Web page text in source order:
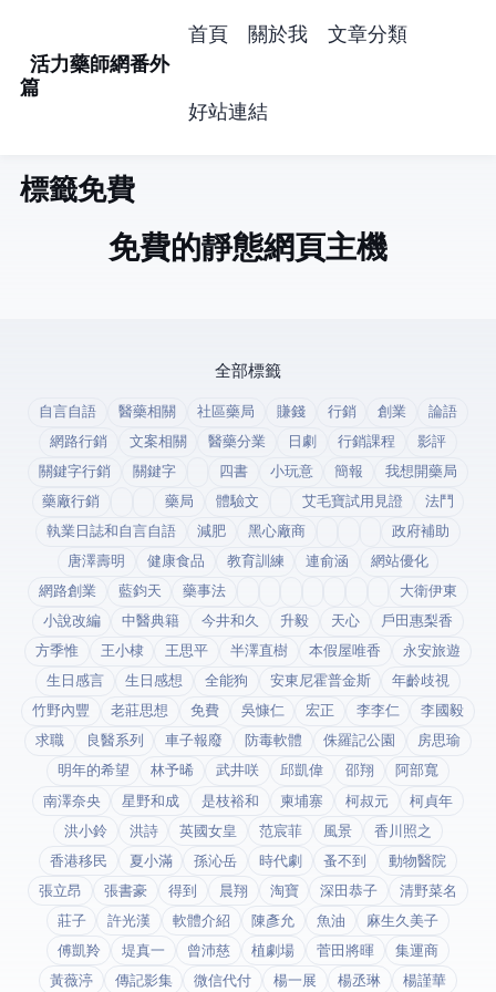
活力藥師網番外
篇
首頁 關於我 文章分類
好站連結
標籤: 免費 (1)
免費的靜態網頁主機
全部標籤
自言自語 醫藥相關 社區藥局 賺錢 行銷 創業
論語
網路行銷
文案相關 醫藥分業 日劇 行銷課程
影評
關鍵字行銷
關鍵字 四書 小玩意 簡報
我想開藥局
藥廠行銷
藥局 體驗文 艾毛寶試用見證
法鬥
執業日誌和自言自語
減肥 黑心廠商
政府補助
唐澤壽明
健康食品 教育訓練 連俞涵
網站優化
網路創業
藍鈞天 藥事法
大衛伊東
小說改編
中醫典籍 今井和久 升毅 天心
戶田惠梨香
方季惟
王小棣 王思平 半澤直樹 本假屋唯香
永安旅遊
生日感言
生日感想 全能狗 安東尼霍普金斯
年齡歧視
竹野內豐
老莊思想 免費 吳慷仁 宏正 李李仁
李國毅
求職
良醫系列 車子報廢 防毒軟體 侏羅記公園
房思瑜
明年的希望
林予晞 武井咲 邱凱偉 邵翔
阿部寬
南澤奈央
星野和成 是枝裕和 柬埔寨 柯叔元
柯貞年
洪小鈴
洪詩 英國女皇 范宸菲 風景
香川照之
香港移民
夏小滿 孫沁岳 時代劇 蚤不到
動物醫院
張立昂
張書豪 得到app 晨翔 淘寶 深田恭子
清野菜名
莊子
許光漢 軟體介紹 陳彥允 魚油
麻生久美子
傅凱羚
堤真一 曾沛慈 植劇場 菅田將暉
集運商
黃薇渟
傳記影集 微信代付 楊一展 楊丞琳 楊謹華